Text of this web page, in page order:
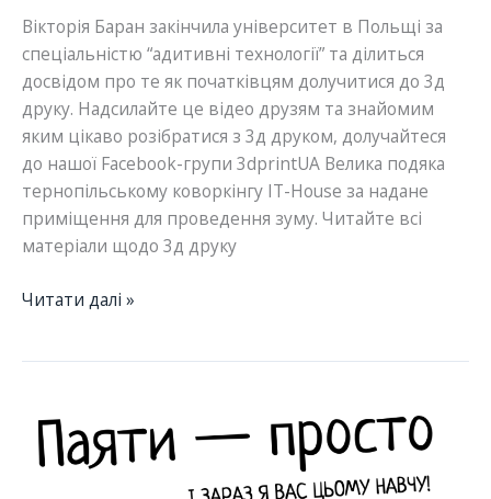
Вікторія Баран закінчила університет в Польщі за
спеціальністю “адитивні технології” та ділиться
досвідом про те як початківцям долучитися до 3д
друку. Надсилайте це відео друзям та знайомим
яким цікаво розібратися з 3д друком, долучайтеся
до нашої Facebook-групи 3dprintUA Велика подяка
тернопільському коворкінгу IT-House за надане
приміщення для проведення зуму. Читайте всі
матеріали щодо 3д друку
Запис
Баран.
3D-
Читати далі »